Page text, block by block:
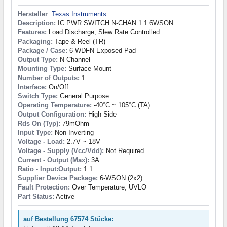
Hersteller: Texas Instruments
Description: IC PWR SWITCH N-CHAN 1:1 6WSON
Features: Load Discharge, Slew Rate Controlled
Packaging: Tape & Reel (TR)
Package / Case: 6-WDFN Exposed Pad
Output Type: N-Channel
Mounting Type: Surface Mount
Number of Outputs: 1
Interface: On/Off
Switch Type: General Purpose
Operating Temperature: -40°C ~ 105°C (TA)
Output Configuration: High Side
Rds On (Typ): 79mOhm
Input Type: Non-Inverting
Voltage - Load: 2.7V ~ 18V
Voltage - Supply (Vcc/Vdd): Not Required
Current - Output (Max): 3A
Ratio - Input:Output: 1:1
Supplier Device Package: 6-WSON (2x2)
Fault Protection: Over Temperature, UVLO
Part Status: Active
auf Bestellung 67574 Stücke: